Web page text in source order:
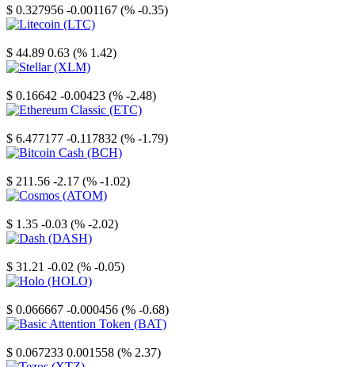
$ 0.327956 -0.001167 (% -0.35)
$ 44.89 0.63 (% 1.42)
$ 0.16642 -0.00423 (% -2.48)
$ 6.477177 -0.117832 (% -1.79)
$ 211.56 -2.17 (% -1.02)
$ 1.35 -0.03 (% -2.02)
$ 31.21 -0.02 (% -0.05)
$ 0.066667 -0.000456 (% -0.68)
$ 0.067233 0.001558 (% 2.37)